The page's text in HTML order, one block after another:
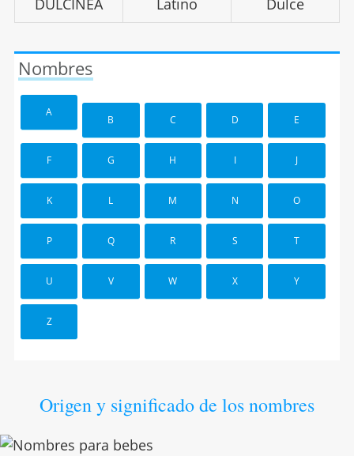
DULCINEA Latino Dulce
Nombres
A
B C D E
F G H I J
K L M N O
P Q R S T
U V W X Y
Z
Origen y significado de los nombres